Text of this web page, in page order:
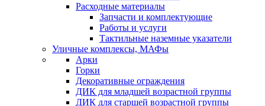
Расходные материалы
Запчасти и комплектующие
Работы и услуги
Тактильные наземные указатели
Уличные комплексы, МАФы
Арки
Горки
Декоративные ограждения
ДИК для младшей возрастной группы
ДИК для старшей возрастной группы